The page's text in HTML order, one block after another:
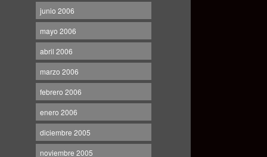
junio 2006
mayo 2006
abril 2006
marzo 2006
febrero 2006
enero 2006
diciembre 2005
noviembre 2005